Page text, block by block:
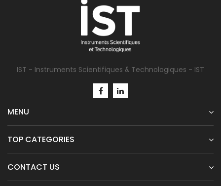
IST - Instruments Scientifiques & Technologiques - IST
MENU
TOP CATEGORIES
CONTACT US